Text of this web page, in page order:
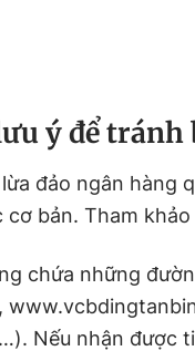
ý để tránh
đảo ngân hàng
bản. Tham
chứa những
Nếu nhận được